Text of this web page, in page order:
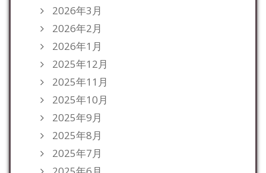
2026年3月
2026年2月
2026年1月
2025年12月
2025年11月
2025年10月
2025年9月
2025年8月
2025年7月